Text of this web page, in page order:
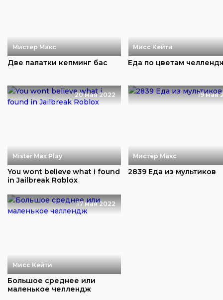
Мистер Макс
Две палатки кепминг бас
Мисс Кейти
Еда по цветам
20 мая 2022
Mister Max Play
You wont believe what i found
in Jailbreak Roblox
19 мая
Мистер Макс
2839 Еда из мультиков
17 мая 2022
Мисс Кейти
Большое среднее или
маленькое челлендж